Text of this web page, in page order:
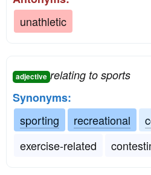
unathletic
adjective relating to sports
Synonyms:
sporting
recreational
exercise-related